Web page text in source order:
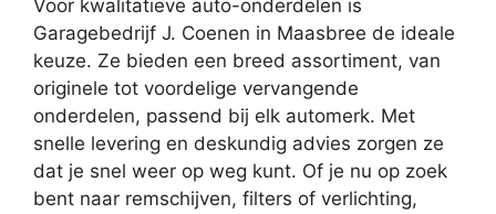
Voor kwalitatieve auto-onderdelen is
Garagebedrijf J. Coenen in Maasbree de ideale
keuze. Ze bieden een breed assortiment, van
originele tot voordelige vervangende
onderdelen, passend bij elk automerk. Met
snelle levering en deskundig advies zorgen ze
dat je snel weer op weg kunt. Of je nu op zoek
bent naar remschijven, filters of verlichting,